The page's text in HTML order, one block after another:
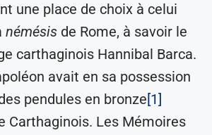
une place de choix à celui
némésis de Rome, à savoir le
carthaginois Hannibal Barca.
avait en sa possession
pendules en bronze[1]
Carthaginois. Les Mémoires